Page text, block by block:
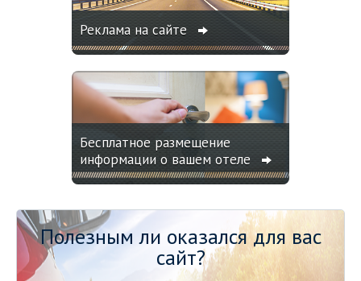
Реклама на сайте
Бесплатное размещение
информации о вашем отеле
Полезным ли оказался для вас
сайт?